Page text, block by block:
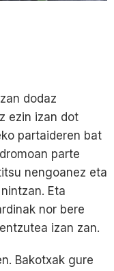
dodaz
ezin izan dot
partaideren bat
parte
nengoanez eta
Eta
nor bere
izan zan.
Bakotxak gure